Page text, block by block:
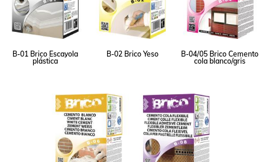
B-01 Brico Escayola
plástica
B-02 Brico Yeso
B-04/05 Brico Cemento
cola blanco/gris